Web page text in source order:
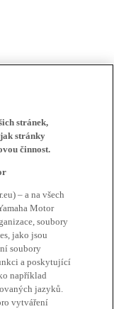
stránek,
stránky
činnost.
– a na všech
Motor
soubory
jako jsou
soubory
a poskytující
například
jazyků.
vytváření